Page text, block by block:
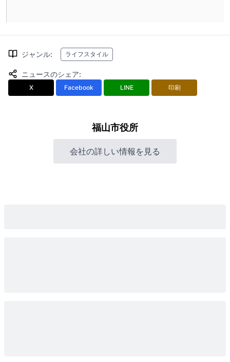
ジャンル: ライフスタイル
ニュースのシェア:
X Facebook LINE 印刷
福山市役所
会社の詳しい情報を見る